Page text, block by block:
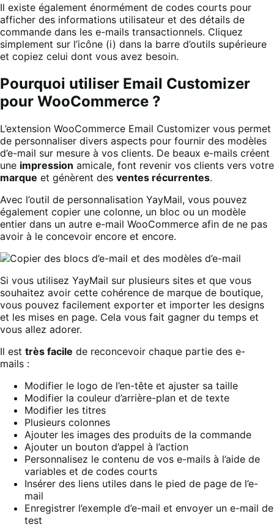
Il existe également énormément de codes courts pour
afficher des informations utilisateur et des détails de
commande dans les e-mails transactionnels. Cliquez
simplement sur l’icône (i) dans la barre d’outils supérieure
et copiez celui dont vous avez besoin.
Pourquoi utiliser Email Customizer
pour WooCommerce ?
L’extension WooCommerce Email Customizer vous permet
de personnaliser divers aspects pour fournir des modèles
d’e-mail sur mesure à vos clients. De beaux e-mails créent
une impression amicale, font revenir vos clients vers votre
marque et génèrent des ventes récurrentes.
Avec l’outil de personnalisation YayMail, vous pouvez
également copier une colonne, un bloc ou un modèle
entier dans un autre e-mail WooCommerce afin de ne pas
avoir à le concevoir encore et encore.
Si vous utilisez YayMail sur plusieurs sites et que vous
souhaitez avoir cette cohérence de marque de boutique,
vous pouvez facilement exporter et importer les designs
et les mises en page. Cela vous fait gagner du temps et
vous allez adorer.
Il est très facile de reconcevoir chaque partie des e-
mails :
Modifier le logo de l’en-tête et ajuster sa taille
Modifier la couleur d’arrière-plan et de texte
Modifier les titres
Plusieurs colonnes
Ajouter les images des produits de la commande
Ajouter un bouton d’appel à l’action
Personnalisez le contenu de vos e-mails à l’aide de
variables et de codes courts
Insérer des liens utiles dans le pied de page de l’e-
mail
Enregistrer l’exemple d’e-mail et envoyer un e-mail de
test